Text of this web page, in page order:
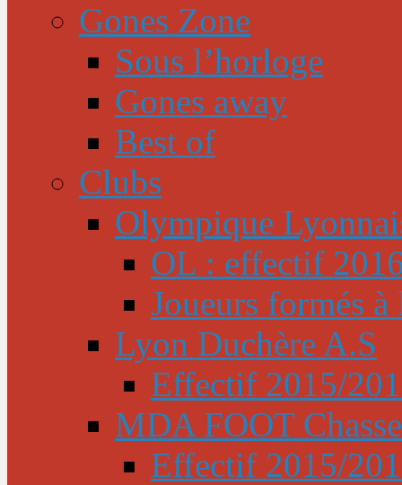
Gones Zone
Sous l’horloge
Gones away
Best of
Clubs
Olympique
OL : effectif
Joueurs formés
Lyon Duchère A.S
Effectif 2015/
MDA FOOT
Effectif 2015/